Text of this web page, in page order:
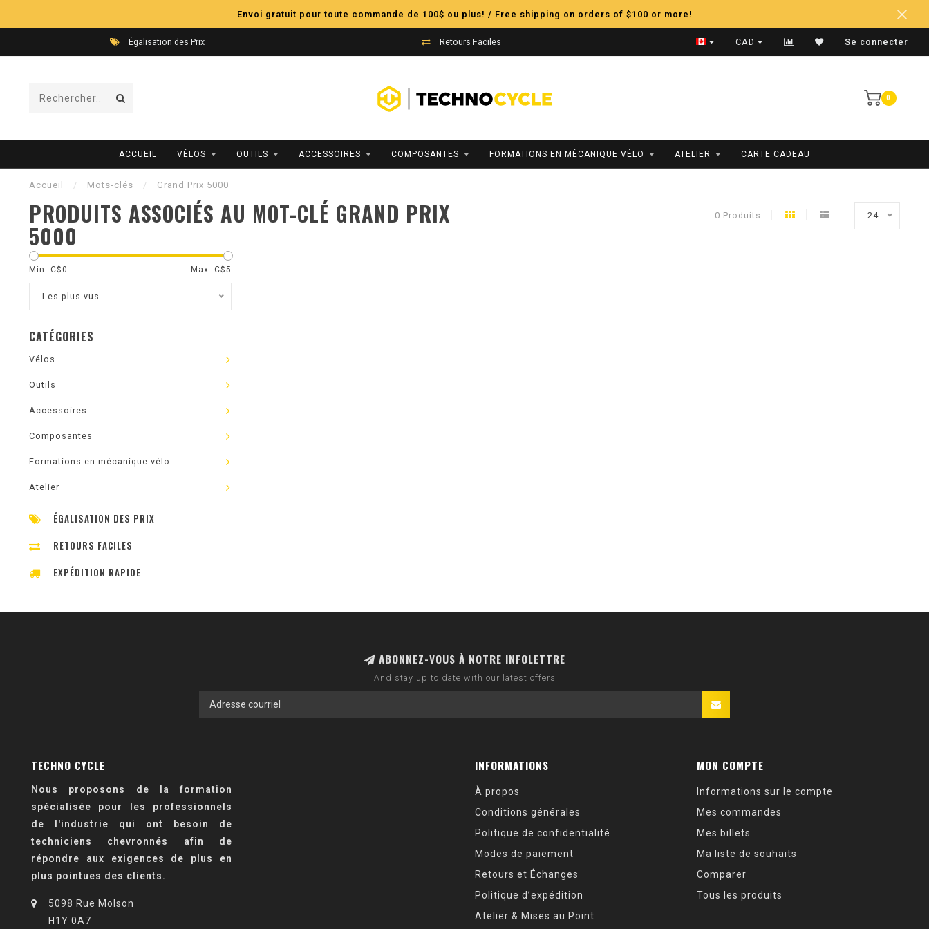
Envoi gratuit pour toute commande de 100$ ou plus! / Free shipping on orders of $100 or more!
Égalisation des Prix Retours Faciles Expédition Rapide
CAD Se connecter
0
ACCUEIL VÉLOS OUTILS ACCESSOIRES COMPOSANTES FORMATIONS EN MÉCANIQUE VÉLO ATELIER CARTE CADEAU
Accueil / Mots-clés / Grand Prix 5000
PRODUITS ASSOCIÉS AU MOT-CLÉ GRAND PRIX
5000
0 Produits 24
Min: C$0 Max: C$5
Les plus vus
CATÉGORIES
Vélos
Outils
Accessoires
Composantes
Formations en mécanique vélo
Atelier
ÉGALISATION DES PRIX
RETOURS FACILES
EXPÉDITION RAPIDE
ABONNEZ-VOUS À NOTRE INFOLETTRE
And stay up to date with our latest offers
TECHNO CYCLE
Nous proposons de la formation
spécialisée pour les professionnels
de l'industrie qui ont besoin de
techniciens chevronnés afin de
répondre aux exigences de plus en
plus pointues des clients.
5098 Rue Molson
H1Y 0A7
INFORMATIONS
À propos
Conditions générales
Politique de confidentialité
Modes de paiement
Retours et Échanges
Politique d’expédition
Atelier & Mises au Point
MON COMPTE
Informations sur le compte
Mes commandes
Mes billets
Ma liste de souhaits
Comparer
Tous les produits